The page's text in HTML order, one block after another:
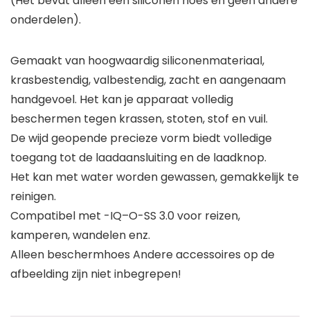
onderdelen).
Gemaakt van hoogwaardig siliconenmateriaal,
krasbestendig, valbestendig, zacht en aangenaam
handgevoel. Het kan je apparaat volledig
beschermen tegen krassen, stoten, stof en vuil.
De wijd geopende precieze vorm biedt volledige
toegang tot de laadaansluiting en de laadknop.
Het kan met water worden gewassen, gemakkelijk te
reinigen.
Compatibel met -IQ–O-SS 3.0 voor reizen,
kamperen, wandelen enz.
Alleen beschermhoes Andere accessoires op de
afbeelding zijn niet inbegrepen!